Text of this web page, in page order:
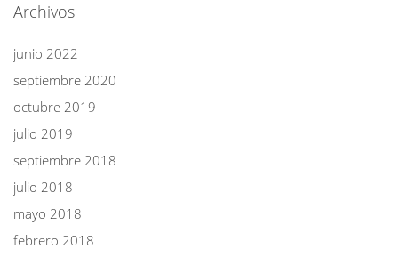
Archivos
junio 2022
septiembre 2020
octubre 2019
julio 2019
septiembre 2018
julio 2018
mayo 2018
febrero 2018